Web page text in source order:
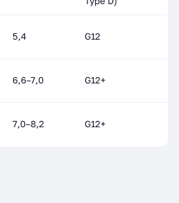
5,4 G12
6,6–7,0 G12+
7,0–8,2 G12+